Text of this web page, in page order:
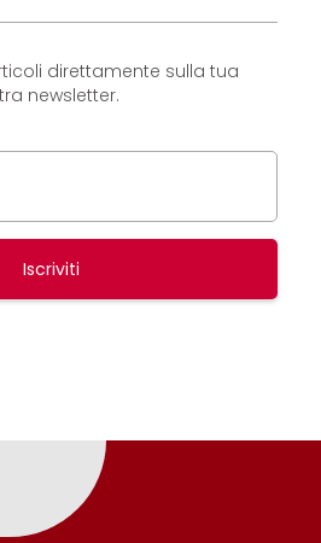
direttamente sulla tua
newsletter.
Iscriviti